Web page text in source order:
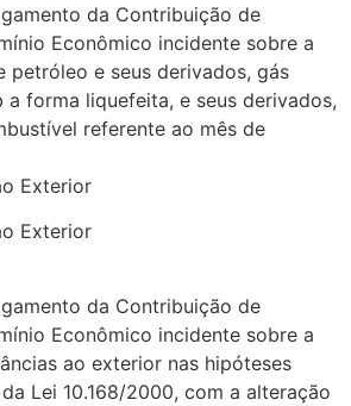
da Contribuição de
Econômico incidente sobre a
petróleo e seus derivados, gás
a forma liquefeita, e seus derivados,
referente ao mês de
Exterior
Exterior
da Contribuição de
Econômico incidente sobre a
ao exterior nas hipóteses
Lei 10.168/2000, com a alteração